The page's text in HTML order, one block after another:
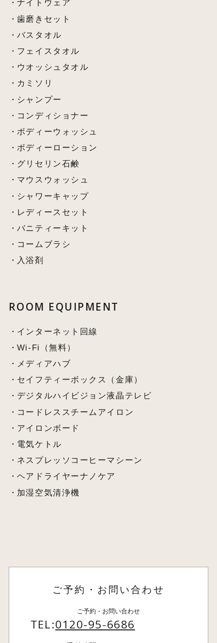
ナイトウェア
歯磨きセット
バスタオル
フェイスタオル
ウオッシュタオル
カミソリ
シャンプー
コンディショナー
ボディーウォッシュ
ボディーローション
グリセリン石鹸
マウスウォッシュ
シャワーキャップ
レディースセット
バニティーキット
コームブラシ
入浴剤
ROOM EQUIPMENT
インターネット回線
Wi-Fi（無料）
メディアハブ
セイフティーボックス（金庫）
デジタルハイビジョン液晶テレビ
コードレススチームアイロン
アイロンボード
電気ケトル
ネスプレッソコーヒーマシーン
ヘアドライヤーナノケア
加湿空気清浄機
ご予約・お問い合わせ
ご予約・お問い合わせ
TEL:0120-95-6686